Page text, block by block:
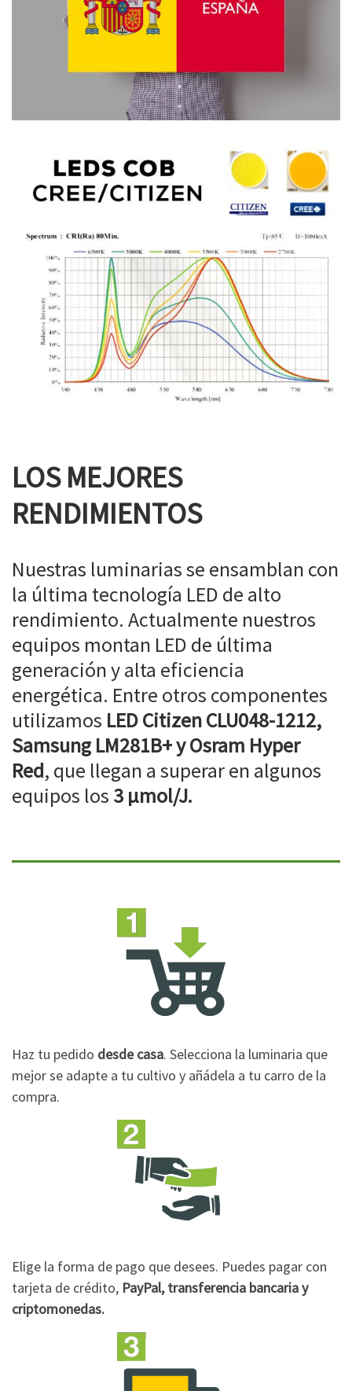
LOS MEJORES
RENDIMIENTOS
Nuestras luminarias se ensamblan con
la última tecnología LED de alto
rendimiento. Actualmente nuestros
equipos montan LED de última
generación y alta eficiencia
energética. Entre otros componentes
utilizamos LED Citizen CLU048-1212,
Samsung LM281B+ y Osram Hyper
Red, que llegan a superar en algunos
equipos los 3 µmol/J.
Haz tu pedido desde casa. Selecciona la luminaria que
mejor se adapte a tu cultivo y añádela a tu carro de la
compra.
Elige la forma de pago que desees. Puedes pagar con
tarjeta de crédito, PayPal, transferencia bancaria y
criptomonedas.